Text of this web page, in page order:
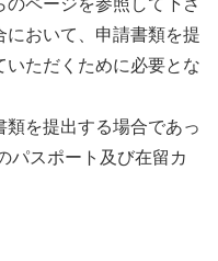
において、申請書類を提
いただくために必要とな
を提出する場合であっ
パスポート及び在留カ